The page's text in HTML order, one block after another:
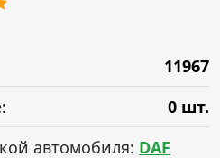
11967
0 шт.
автомобиля: DAF